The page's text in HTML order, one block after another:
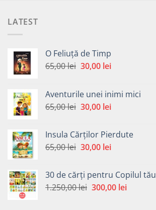
LATEST
O Feliuță de Timp
65,00lei Prețul
fost:
65,00 lei.
30,00 leiPrețul
30,00 lei.
Aventurile unei inimi mici
65,00lei Prețul
fost:
65,00 lei.
30,00 leiPrețul
30,00 lei.
Insula Cărților Pierdute
65,00lei Prețul
fost:
65,00 lei.
30,00 leiPrețul
30,00 lei.
30 de cărți pentru Copilul tău
1.250,00lei Prețul
300,00 leiPrețul